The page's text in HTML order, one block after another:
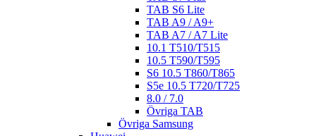
TAB S6 Lite
TAB A9 / A9+
TAB A7 / A7 Lite
10.1 T510/T515
10.5 T590/T595
S6 10.5 T860/T865
S5e 10.5 T720/T725
8.0 / 7.0
Övriga TAB
Övriga Samsung